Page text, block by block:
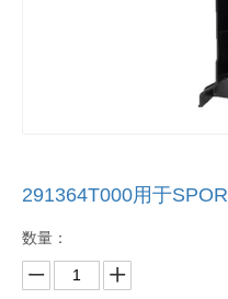
291364T000用于
数量：